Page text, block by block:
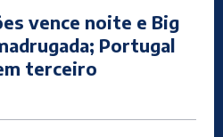
vence noite e Big
Portugal
terceiro